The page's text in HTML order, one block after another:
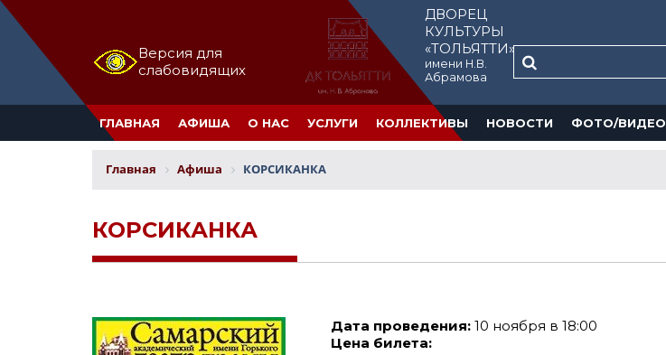
Версия для
слабовидящих
ДВОРЕЦ
КУЛЬТУРЫ
«ТОЛЬЯТТИ»
имени Н.В.
Абрамова
ГЛАВНАЯ АФИША О НАС УСЛУГИ КОЛЛЕКТИВЫ НОВОСТИ ФОТО/ВИДЕО
Главная Афиша КОРСИКАНКА
КОРСИКАНКА
Дата проведения: 10 ноября в 18:00
Цена билета: